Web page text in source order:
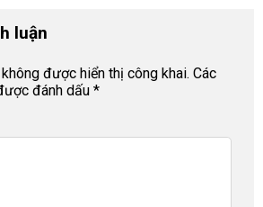
luận
được hiển thị công khai. Các
đánh dấu *